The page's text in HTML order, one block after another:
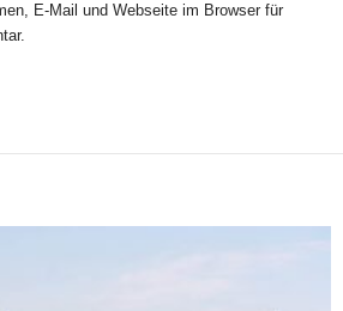
E-Mail und Webseite im Browser für